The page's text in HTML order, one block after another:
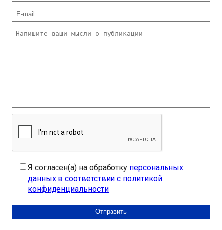
Я согласен(а) на обработку персональных
данных в соответствии с политикой
конфиденциальности